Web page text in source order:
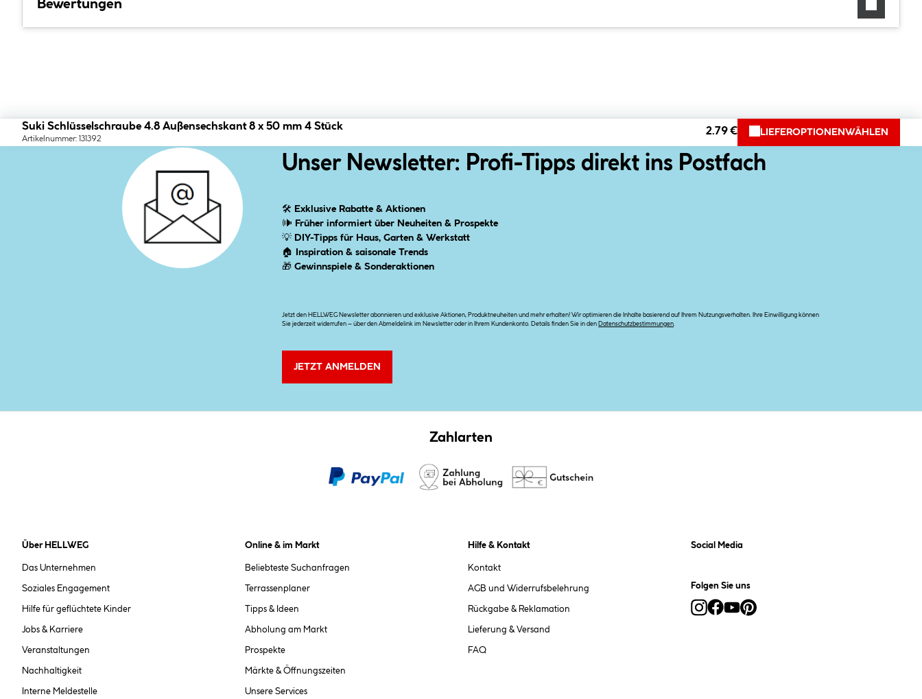
Bewertungen
Suki Schlüsselschraube 4.8 Außensechskant 8 x 50 mm 4 Stück
Artikelnummer: 131392
2.79 € LIEFEROPTIONEN WÄHLEN
Unser Newsletter: Profi-Tipps direkt ins Postfach
🛠 Exklusive Rabatte & Aktionen
🕪 Früher informiert über Neuheiten & Prospekte
💡 DIY-Tipps für Haus, Garten & Werkstatt
🏠
Inspiration & saisonale Trends
🎁Gewinnspiele & Sonderaktionen
Jetzt den HELLWEG Newsletter abonnieren und exklusive Aktionen, Produktneuheiten und mehr erhalten! Wir optimieren die Inhalte basierend auf Ihrem Nutzungsverhalten. Ihre Einwilligung können
Sie jederzeit widerrufen – über den Abmeldelink im Newsletter oder in Ihrem Kundenkonto. Details finden Sie in den
Datenschutzbestimmungen
JETZT ANMELDEN
Zahlarten
Über HELLWEG
Das Unternehmen
Soziales Engagement
Hilfe für geflüchtete Kinder
Jobs & Karriere
Veranstaltungen
Nachhaltigkeit
Interne Meldestelle
Online & im Markt
Beliebteste Suchanfragen
Terrassenplaner
Tipps & Ideen
Abholung am Markt
Prospekte
Märkte & Öffnungszeiten
Unsere Services
Hilfe & Kontakt
Kontakt
AGB und Widerrufsbelehrung
Rückgabe & Reklamation
Lieferung & Versand
FAQ
Social Media
Folgen Sie uns